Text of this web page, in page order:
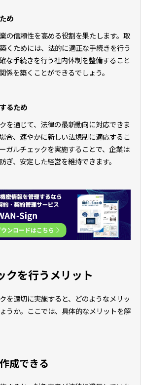
め
の信頼性を高める役割を果たします。取
くためには、法的に適正な手続きを行う
な手続きを行う社内体制を整備すること
係を築くことができるでしょう。
るため
を通じて、法律の最新動向に対応できま
合、速やかに新しい法規制に適応するこ
ガルチェックを実施することで、企業は
ぎ、安定した経営を維持できます。
クを行うメリット
を適切に実施すると、どのようなメリッ
うか。ここでは、具体的なメリットを解
成できる